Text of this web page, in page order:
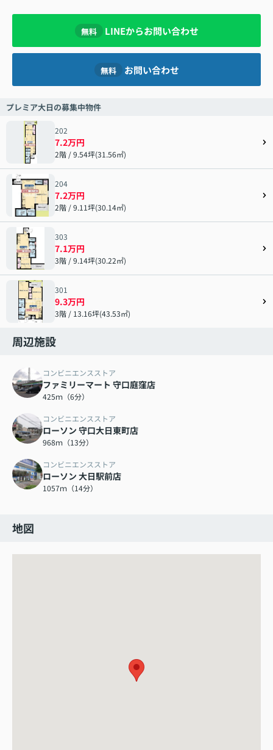
無料 LINEからお問い合わせ
無料 お問い合わせ
プレミア大日の募集中物件
202
7.2万円
2階 / 9.54坪(31.56㎡)
204
7.2万円
2階 / 9.11坪(30.14㎡)
303
7.1万円
3階 / 9.14坪(30.22㎡)
301
9.3万円
3階 / 13.16坪(43.53㎡)
周辺施設
コンビニエンスストア
ファミリーマート 守口庭窪店
425ｍ（6分）
コンビニエンスストア
ローソン 守口大日東町店
968ｍ（13分）
コンビニエンスストア
ローソン 大日駅前店
1057ｍ（14分）
地図